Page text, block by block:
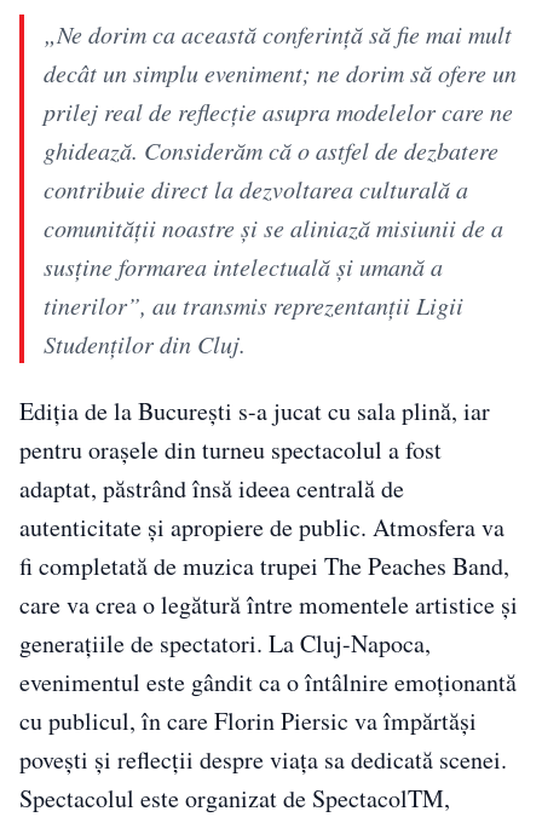
„Ne dorim ca această conferință să fie mai mult
decât un simplu eveniment; ne dorim să ofere un
prilej real de reflecție asupra modelelor care ne
ghidează. Considerăm că o astfel de dezbatere
contribuie direct la dezvoltarea culturală a
comunității noastre și se aliniază misiunii de a
susține formarea intelectuală și umană a
tinerilor”, au transmis reprezentanții Ligii
Studenților din Cluj.
Ediția de la București s-a jucat cu sala plină, iar
pentru orașele din turneu spectacolul a fost
adaptat, păstrând însă ideea centrală de
autenticitate și apropiere de public. Atmosfera va
fi completată de muzica trupei The Peaches Band,
care va crea o legătură între momentele artistice și
generațiile de spectatori. La Cluj-Napoca,
evenimentul este gândit ca o întâlnire emoționantă
cu publicul, în care Florin Piersic va împărtăși
povești și reflecții despre viața sa dedicată scenei.
Spectacolul este organizat de SpectacolTM,